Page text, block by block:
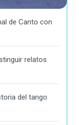
de Canto con
relatos
del tango